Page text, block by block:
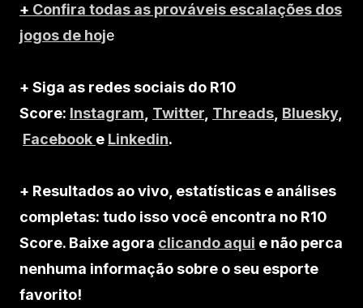
+ Confira todas as prováveis escalações dos
jogos de hoje
+ Siga as redes sociais do R10
Score: Instagram, Twitter, Threads, Bluesky,
Facebook e Linkedin.
+ Resultados ao vivo, estatísticas e análises
completas: tudo isso você encontra no R10
Score. Baixe agora clicando aqui e não perca
nenhuma informação sobre o seu esporte
favorito!